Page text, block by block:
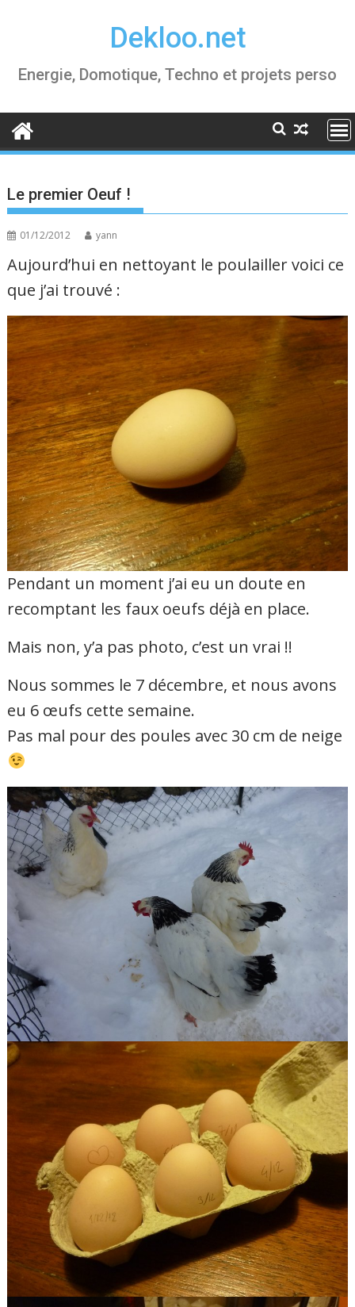
Dekloo.net
Energie, Domotique, Techno et projets perso
Le premier Oeuf !
01/12/2012 yann
Aujourd’hui en nettoyant le poulailler voici ce
que j’ai trouvé :
Pendant un moment j’ai eu un doute en
recomptant les faux oeufs déjà en place.
Mais non, y’a pas photo, c’est un vrai !!
Nous sommes le 7 décembre, et nous avons
eu 6 œufs cette semaine.
Pas mal pour des poules avec 30 cm de neige